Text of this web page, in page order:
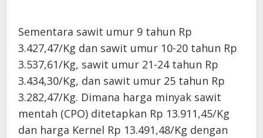
Sementara sawit umur 9 tahun Rp
3.427,47/Kg dan sawit umur 10-20 tahun Rp
3.537,61/Kg, sawit umur 21-24 tahun Rp
3.434,30/Kg, dan sawit umur 25 tahun Rp
3.282,47/Kg. Dimana harga minyak sawit
mentah (CPO) ditetapkan Rp 13.911,45/Kg
dan harga Kernel Rp 13.491,48/Kg dengan